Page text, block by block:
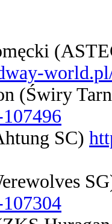
(Świry
SC)